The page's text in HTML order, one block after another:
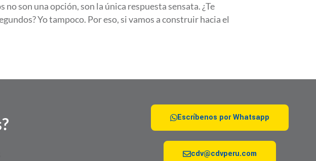
son una opción, son la única respuesta sensata. ¿Te
Yo tampoco. Por eso, si vamos a construir hacia el
Escríbenos por Whatsapp
cdv@cdvperu.com